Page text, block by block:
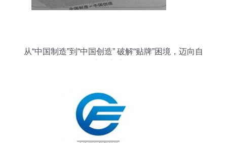
从“中国制造”到“中国创造” 破解“贴牌”困境，迈向自